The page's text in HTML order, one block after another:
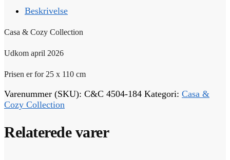
4504-
antal
Beskrivelse
Casa & Cozy Collection
Udkom april 2026
Prisen er for 25 x 110 cm
Varenummer (SKU): C&C 4504-184 Kategori: Casa &
Cozy Collection
Relaterede varer